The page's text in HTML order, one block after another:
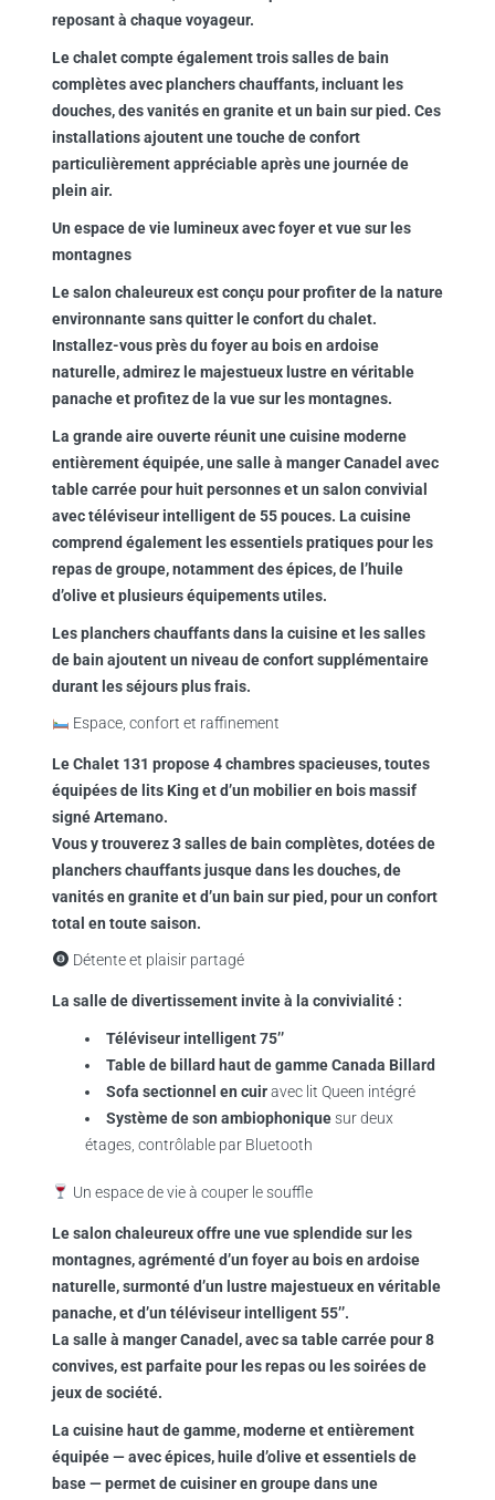
reposant à chaque voyageur.
Le chalet compte également trois salles de bain
complètes avec planchers chauffants, incluant les
douches, des vanités en granite et un bain sur pied. Ces
installations ajoutent une touche de confort
particulièrement appréciable après une journée de
plein air.
Un espace de vie lumineux avec foyer et vue sur les
montagnes
Le salon chaleureux est conçu pour profiter de la nature
environnante sans quitter le confort du chalet.
Installez-vous près du foyer au bois en ardoise
naturelle, admirez le majestueux lustre en véritable
panache et profitez de la vue sur les montagnes.
La grande aire ouverte réunit une cuisine moderne
entièrement équipée, une salle à manger Canadel avec
table carrée pour huit personnes et un salon convivial
avec téléviseur intelligent de 55 pouces. La cuisine
comprend également les essentiels pratiques pour les
repas de groupe, notamment des épices, de l’huile
d’olive et plusieurs équipements utiles.
Les planchers chauffants dans la cuisine et les salles
de bain ajoutent un niveau de confort supplémentaire
durant les séjours plus frais.
Espace, confort et raffinement
Le Chalet 131 propose4 chambres spacieuses, toutes
équipées de lits Kinget d’un mobilier en bois massif
signé Artemano.
Vous y trouverez 3 salles de bain complètes, dotées de
planchers chauffants jusque dans les douches, de
vanités en granite et d’un bain sur pied, pour un confort
total en toute saison.
Détente et plaisir partagé
La salle de divertissementinvite à la convivialité :
Téléviseur intelligent 75’’
Table de billard haut de gamme Canada Billard
Sofa sectionnel en cuiravec lit Queen intégré
Système de son ambiophoniquesur deux
étages, contrôlable par Bluetooth
Un espace de vie à couper le souffle
Le salon chaleureux offre une vue splendide sur les
montagnes, agrémenté d’un foyer au bois en ardoise
naturelle, surmonté d’un lustre majestueux en véritable
panache, et d’un téléviseur intelligent 55’’.
La salle à manger Canadel, avec sa table carrée pour 8
convives, est parfaite pour les repas ou les soirées de
jeux de société.
La cuisine haut de gamme, moderne et entièrement
équipée — avecépices, huile d’olive et essentiels de
base— permet de cuisiner en groupe dans une